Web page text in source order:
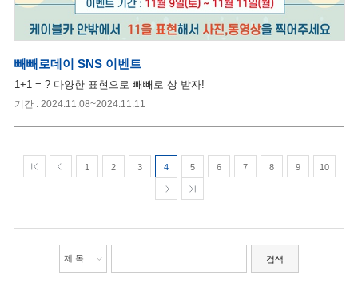
빼빼로데이 SNS 이벤트
1+1 = ? 다양한 표현으로 빼빼로 상 받자!
기간 : 2024.11.08~2024.11.11
1 2 3 4 5 6 7 8 9 10